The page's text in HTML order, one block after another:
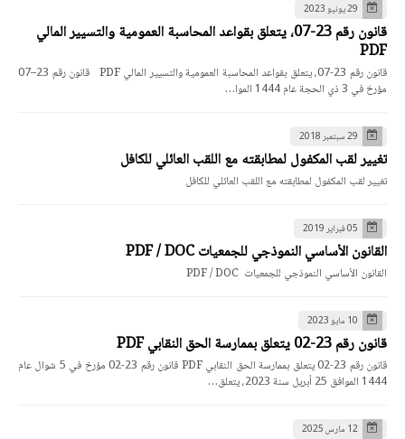
29 يونيو 2023
قانون رقم 23-07، يتعلق بقواعد المحاسبة العمومية والتسيير المالي
PDF
قانون رقم 23-07، يتعلق بقواعد المحاسبة العمومية والتسيير المالي PDF قانون رقم 23–07
مؤرخ في 3 ذي الحجة عام 1444 الموا…
29 سبتمبر 2018
تغيير لقب المكفول لمطابقته مع اللقب العائلي للكافل
تغيير لقب المكفول لمطابقته مع اللقب العائلي للكافل
05 فبراير 2019
القانون الأساسي النموذجي للجمعيات PDF / DOC
القانون الأساسي النموذجي للجمعيات PDF / DOC
10 مايو 2023
قانون رقم 23-02 يتعلق بممارسة الحق النقابي PDF
قانون رقم 23-02 يتعلق بممارسة الحق النقابي PDF قانون رقم 23-02 مؤرخ في 5 شوال عام
1444 الموافق 25 أبريل سنة 2023، يتعلق…
12 مارس 2025